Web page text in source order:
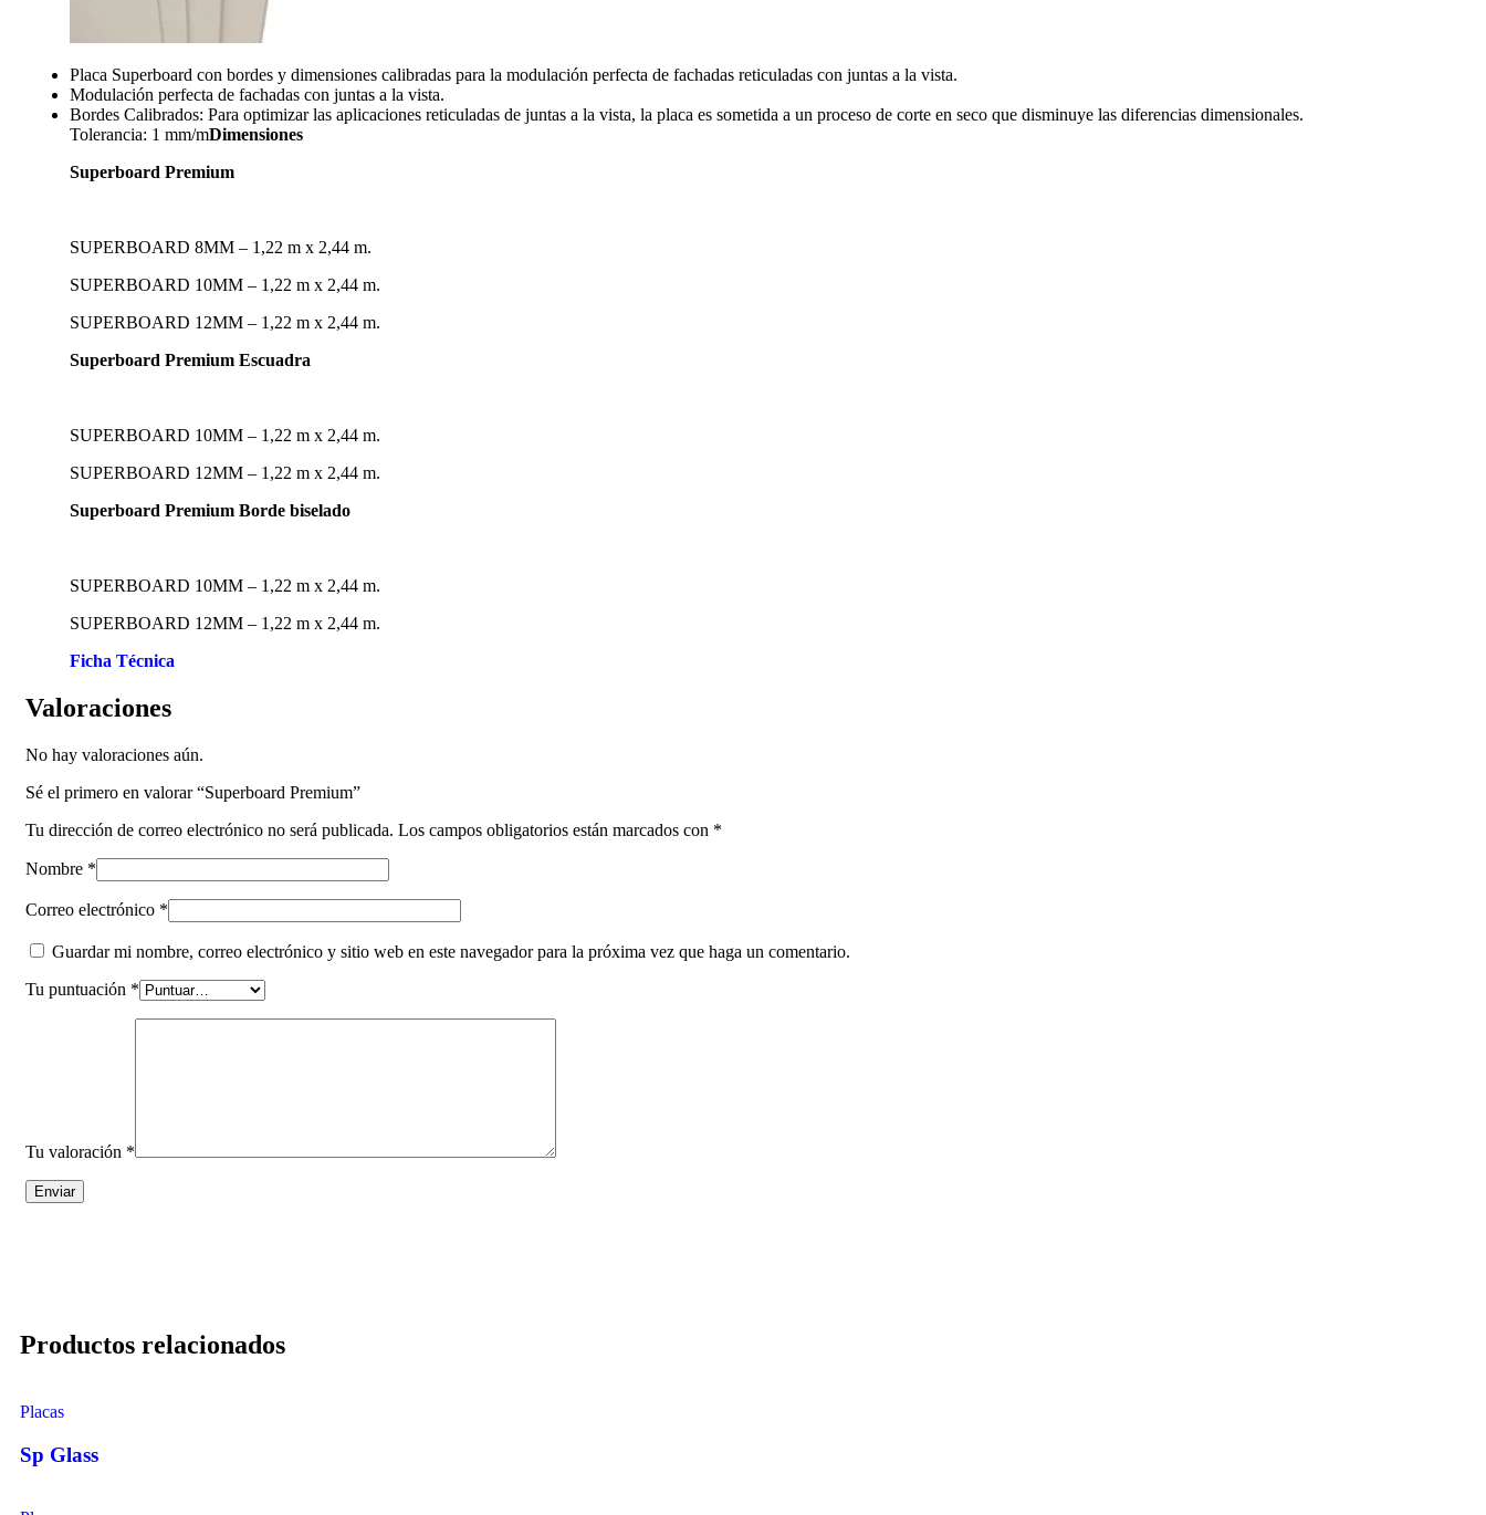
Placa Superboard con bordes y dimensiones calibradas para la modulación perfecta de fachadas reticuladas con juntas a la vista.
Modulación perfecta de fachadas con juntas a la vista.
Bordes Calibrados: Para optimizar las aplicaciones reticuladas de juntas a la vista, la placa es sometida a un proceso de corte en seco que disminuye las diferencias dimensionales.
Tolerancia: 1 mm/mDimensiones
Superboard Premium
SUPERBOARD 8MM – 1,22 m x 2,44 m.
SUPERBOARD 10MM – 1,22 m x 2,44 m.
SUPERBOARD 12MM – 1,22 m x 2,44 m.
Superboard Premium Escuadra
SUPERBOARD 10MM – 1,22 m x 2,44 m.
SUPERBOARD 12MM – 1,22 m x 2,44 m.
Superboard Premium Borde biselado
SUPERBOARD 10MM – 1,22 m x 2,44 m.
SUPERBOARD 12MM – 1,22 m x 2,44 m.
Ficha Técnica
Valoraciones
No hay valoraciones aún.
Sé el primero en valorar “Superboard Premium”
Tu dirección de correo electrónico no será publicada. Los campos obligatorios están marcados con *
Nombre *
Correo electrónico *
Guardar mi nombre, correo electrónico y sitio web en este navegador para la próxima vez que haga un comentario.
Tu puntuación *
Tu valoración *
Productos relacionados
Placas
Sp Glass